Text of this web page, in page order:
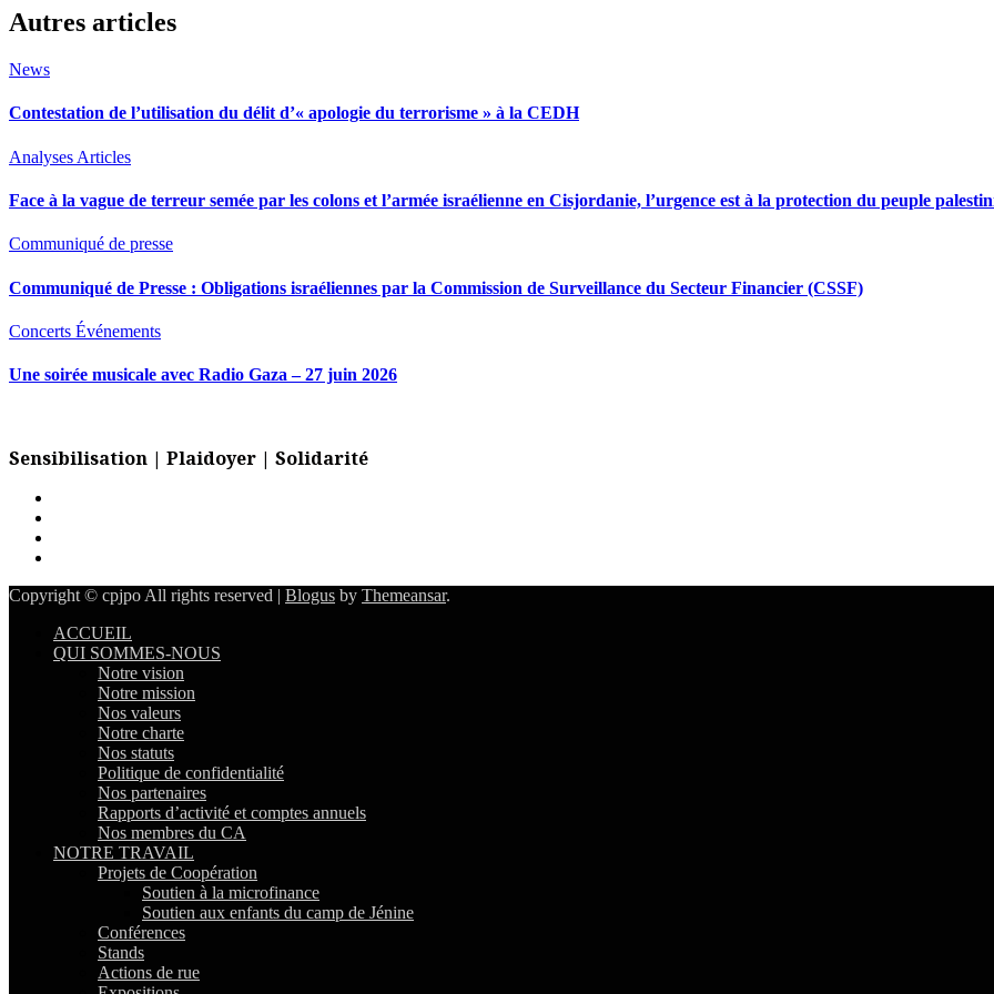
Autres articles
News
Contestation de l’utilisation du délit d’« apologie du terrorisme » à la CEDH
Analyses Articles
Face à la vague de terreur semée par les colons et l’armée israélienne en Cisjordanie, l’urgence est à la protection du peuple
Communiqué de presse
Communiqué de Presse : Obligations israéliennes par la Commission de Surveillance du Secteur Financier (CSSF)
Concerts Événements
Une soirée musicale avec Radio Gaza – 27 juin 2026
Sensibilisation | Plaidoyer | Solidarité
Copyright © cpjpo All rights reserved | Blogus by Themeansar.
ACCUEIL
QUI SOMMES-NOUS
Notre vision
Notre mission
Nos valeurs
Notre charte
Nos statuts
Politique de confidentialité
Nos partenaires
Rapports d’activité et comptes annuels
Nos membres du CA
NOTRE TRAVAIL
Projets de Coopération
Soutien à la microfinance
Soutien aux enfants du camp de Jénine
Conférences
Stands
Actions de rue